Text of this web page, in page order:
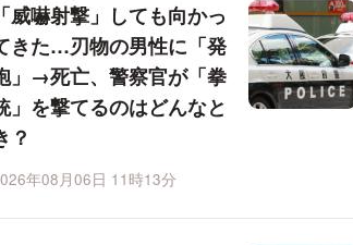
「威嚇射撃」しても向かっ
きた…刃物の男性に「発
」→死亡、警察官が「拳
」を撃てるのはどんなと
？
年08月06日 11時13分